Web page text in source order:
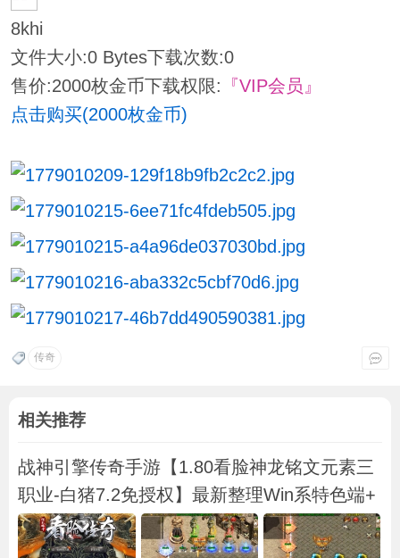
8khi
文件大小:0 Bytes下载次数:0
售价:2000枚金币下载权限: 『VIP会员』
点击购买(2000枚金币)
传奇
相关推荐
战神引擎传奇手游【1.80看脸神龙铭文元素三
职业-白猪7.2免授权】最新整理Win系特色端+